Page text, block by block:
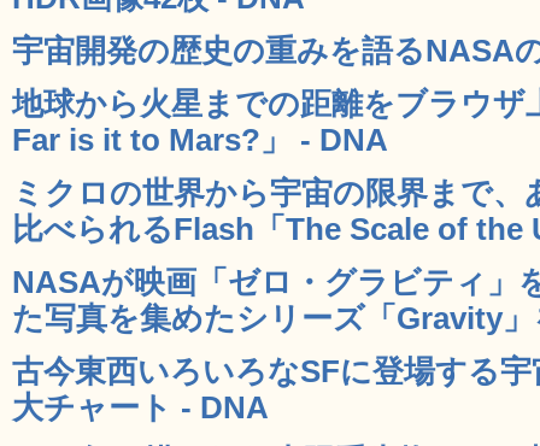
宇宙開発の歴史の重みを語るNASA
地球から火星までの距離をブラウザ
Far is it to Mars?」 - DNA
ミクロの世界から宇宙の限界まで
比べられるFlash「The Scale of the
NASAが映画「ゼロ・グラビティ」
た写真を集めたシリーズ「Gravity
古今東西いろいろなSFに登場する
大チャート - DNA